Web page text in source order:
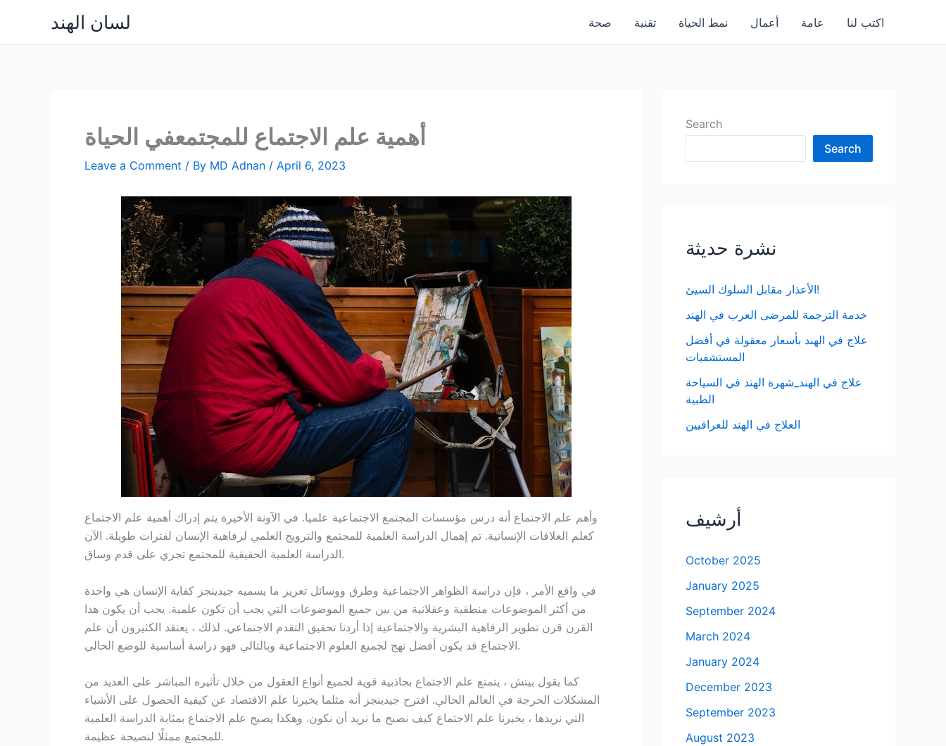
content
لسان الهند صحة تقنية نمط الحياة أعمال عامة اكتب لنا
أهمية علم الاجتماع للمجتمعفي الحياة
Leave a Comment / By MD Adnan / April 6, 2023
وأهم علم الاجتماع أنه درس مؤسسات المجتمع الاجتماعية علميا. في الآونة الأخيرة يتم إدراك أهمية علم الاجتماع
كعلم العلاقات الإنسانية. تم إهمال الدراسة العلمية للمجتمع والترويج العلمي لرفاهية الإنسان لفترات طويلة. الآن
الدراسة العلمية الحقيقية للمجتمع تجري على قدم وساق.
في واقع الأمر ، فإن دراسة الظواهر الاجتماعية وطرق ووسائل تعزيز ما يسميه جيدينجز كفاية الإنسان هي واحدة
من أكثر الموضوعات منطقية وعقلانية من بين جميع الموضوعات التي يجب أن تكون علمية. يجب أن يكون هذا
القرن قرن تطوير الرفاهية البشرية والاجتماعية إذا أردنا تحقيق التقدم الاجتماعي. لذلك ، يعتقد الكثيرون أن علم
الاجتماع قد يكون أفضل نهج لجميع العلوم الاجتماعية وبالتالي فهو دراسة أساسية للوضع الحالي.
كما يقول بيتش ، يتمتع علم الاجتماع بجاذبية قوية لجميع أنواع العقول من خلال تأثيره المباشر على العديد من
المشكلات الحرجة في العالم الحالي. اقترح جيدينجز أنه مثلما يخبرنا علم الاقتصاد عن كيفية الحصول على الأشياء
التي نريدها ، يخبرنا علم الاجتماع كيف نصبح ما نريد أن نكون. وهكذا يصبح علم الاجتماع بمثابة الدراسة العلمية
للمجتمع ممثلًا لنصيحة عظيمة.
Search
Search
نشرة حديثة
الأعذار مقابل السلوك السيئ!
خدمة الترجمة للمرضى العرب في الهند
علاج في الهند بأسعار معقولة في أفضل
المستشفيات
علاج في الهند_شهرة الهند في السياحة
الطبية
العلاج في الهند للعراقيين
أرشيف
October 2025
January 2025
September 2024
March 2024
January 2024
December 2023
September 2023
August 2023